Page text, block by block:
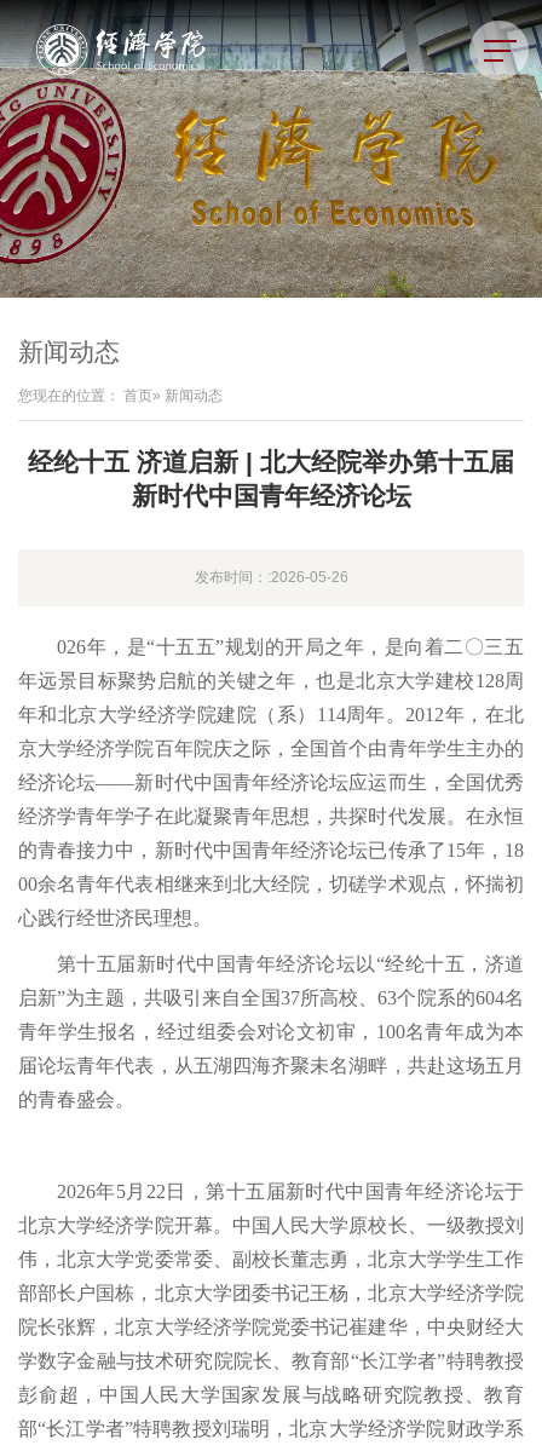
新闻动态
您现在的位置： 首页» 新闻动态
经纶十五 济道启新 | 北大经院举办第十五届
新时代中国青年经济论坛
发布时间：:2026-05-26
026年，是“十五五”规划的开局之年，是向着二〇三五
年远景目标聚势启航的关键之年，也是北京大学建校128周
年和北京大学经济学院建院（系）114周年。2012年，在北
京大学经济学院百年院庆之际，全国首个由青年学生主办的
经济论坛——新时代中国青年经济论坛应运而生，全国优秀
经济学青年学子在此凝聚青年思想，共探时代发展。在永恒
的青春接力中，新时代中国青年经济论坛已传承了15年，18
00余名青年代表相继来到北大经院，切磋学术观点，怀揣初
心践行经世济民理想。
第十五届新时代中国青年经济论坛以“经纶十五，济道
启新”为主题，共吸引来自全国37所高校、63个院系的604名
青年学生报名，经过组委会对论文初审，100名青年成为本
届论坛青年代表，从五湖四海齐聚未名湖畔，共赴这场五月
的青春盛会。
2026年5月22日，第十五届新时代中国青年经济论坛于
北京大学经济学院开幕。中国人民大学原校长、一级教授刘
伟，北京大学党委常委、副校长董志勇，北京大学学生工作
部部长户国栋，北京大学团委书记王杨，北京大学经济学院
院长张辉，北京大学经济学院党委书记崔建华，中央财经大
学数字金融与技术研究院院长、教育部“长江学者”特聘教授
彭俞超，中国人民大学国家发展与战略研究院教授、教育
部“长江学者”特聘教授刘瑞明，北京大学经济学院财政学系